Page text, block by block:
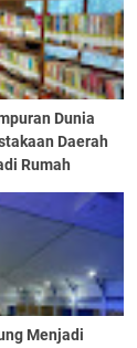
Dunia
Daerah
Rumah
Menjadi